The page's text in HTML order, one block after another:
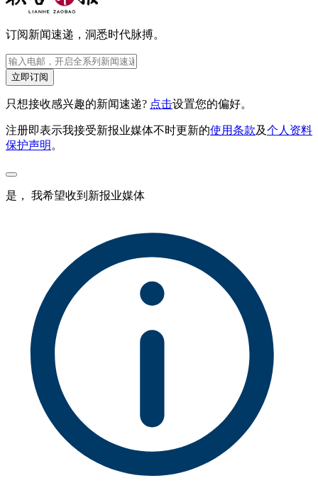
订阅新闻速递，洞悉时代脉搏。
立即订阅
只想接收感兴趣的新闻速递? 点击设置您的偏好。
注册即表示我接受新报业媒体不时更新的使用条款及个人资料
保护声明 。
是， 我希望收到新报业媒体